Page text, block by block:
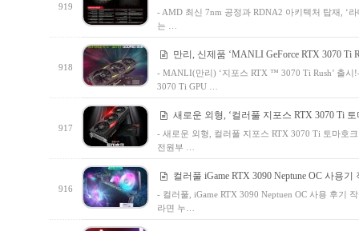
919
- AMD 최신 7nm 공정과 RDNA2 아키텍처 탑재, ‘
는 …
918
만리, 신제품 ‘MANLI GeForce RTX 3070 Ti
- MANLI(만리) ‘지포스 RTX ™ 3070 Ti Rush’ 출
3070 Ti GPU …
917
새로운 외형, ‘컬러풀 지포스 RTX 3070 Ti
- 새로운 외형, 컬러풀 지포스 RTX 3070 Ti 토마호
전원부 …
916
컬러풀 iGame RTX 3090 Neptune OC 사용
- 컬러풀, iGame RTX 3090 Neptuen OC 사용 후기
라면 누…